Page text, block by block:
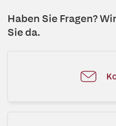
Haben Sie Fragen?
Sie da.